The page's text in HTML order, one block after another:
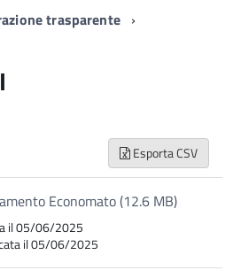
trasparente
Esporta CSV
Economato (12.6 MB)
il 05/06/2025
il 05/06/2025